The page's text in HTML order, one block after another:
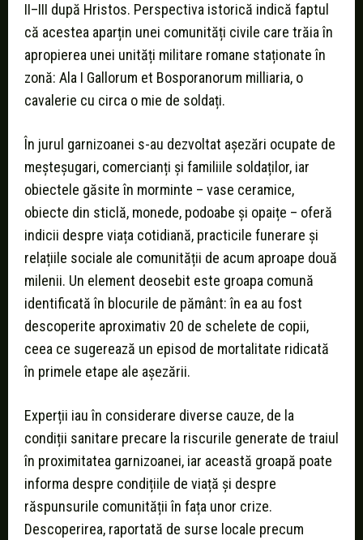
II–III după Hristos. Perspectiva istorică indică faptul
că acestea aparțin unei comunități civile care trăia în
apropierea unei unități militare romane staționate în
zonă: Ala I Gallorum et Bosporanorum milliaria, o
cavalerie cu circa o mie de soldați.
În jurul garnizoanei s-au dezvoltat așezări ocupate de
meșteșugari, comercianți și familiile soldaților, iar
obiectele găsite în morminte – vase ceramice,
obiecte din sticlă, monede, podoabe și opaițe – oferă
indicii despre viața cotidiană, practicile funerare și
relațiile sociale ale comunității de acum aproape două
milenii. Un element deosebit este groapa comună
identificată în blocurile de pământ: în ea au fost
descoperite aproximativ 20 de schelete de copii,
ceea ce sugerează un episod de mortalitate ridicată
în primele etape ale așezării.
Experții iau în considerare diverse cauze, de la
condiții sanitare precare la riscurile generate de traiul
în proximitatea garnizoanei, iar această groapă poate
informa despre condițiile de viață și despre
răspunsurile comunității în fața unor crize.
Descoperirea, raportată de surse locale precum